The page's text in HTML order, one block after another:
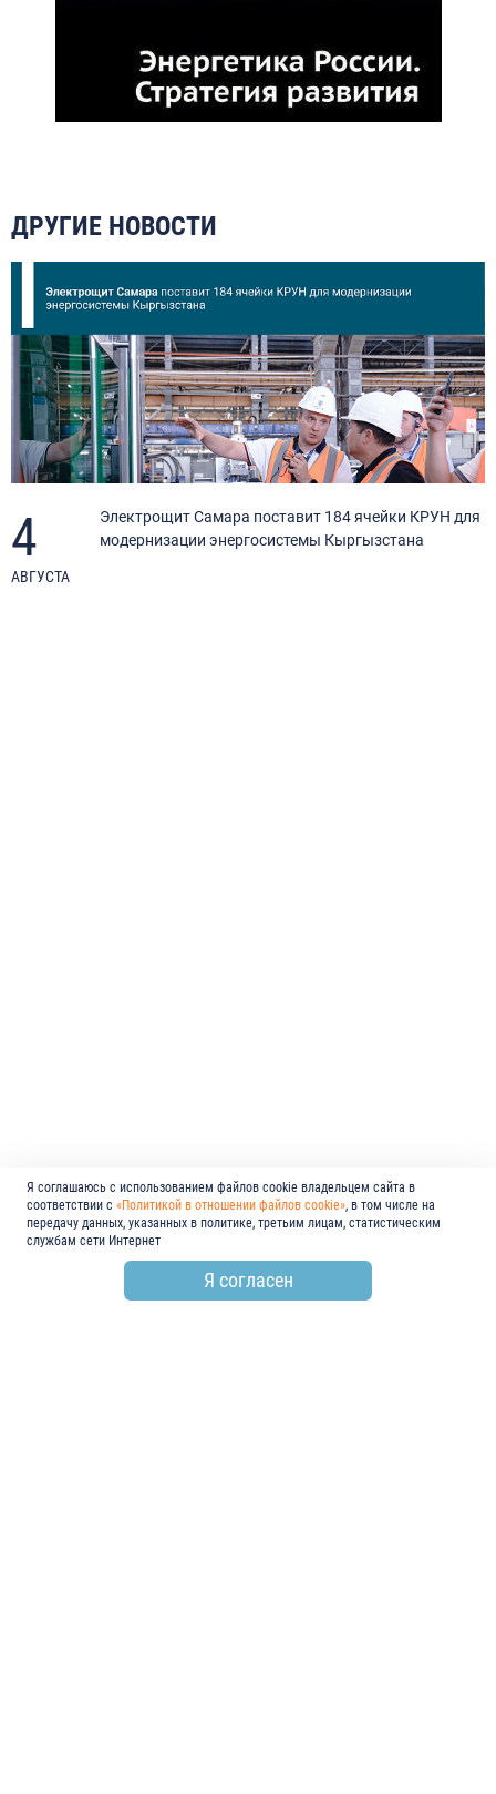
ДРУГИЕ НОВОСТИ
4
АВГУСТА
Электрощит Самара поставит 184 ячейки КРУН для
модернизации энергосистемы Кыргызстана
Я соглашаюсь с использованием файлов cookie владельцем сайта в
соответствии с «Политикой в отношении файлов cookie», в том числе на
передачу данных, указанных в политике, третьим лицам, статистическим
службам сети Интернет
Я согласен